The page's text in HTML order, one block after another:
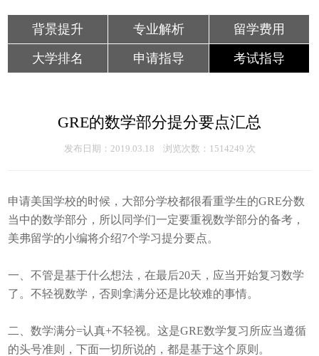
背景提升 专业解析 留学费用
大学排名 申请指导 考试指导
GRE的数学部分提分要点汇总
发布日期：2019.03.18 浏览次数：1514249 次
申请美国学校的时候，大部分学校都很看重学生的GRE分数
当中的数学部分，所以同学们一定要重视数学部分的备考，
美弗留学的小编将介绍7个学习提分要点。
一、不管是基于什么想法，在最后20天，应当开始复习数学
了。不轻视数学，否则拿满分还是比较难的事情。
二、数学满分=认真+不轻视。这是GRE数学复习所应当遵循
的头号准则，下面一切所说的，都是基于这个原则。